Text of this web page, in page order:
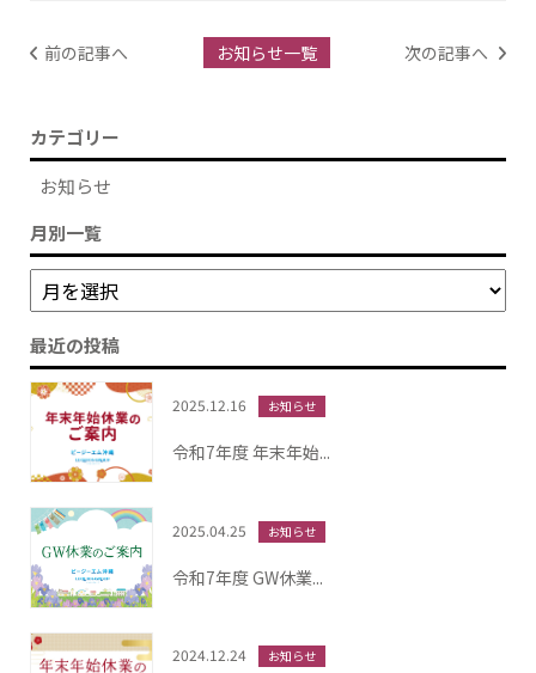
前の記事へ お知らせ一覧 次の記事へ
カテゴリー
お知らせ
月別一覧
最近の投稿
2025.12.16 お知らせ
令和7年度 年末年始...
2025.04.25 お知らせ
令和7年度 GW休業...
2024.12.24 お知らせ